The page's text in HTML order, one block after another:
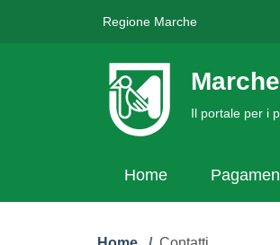
Regione Marche
Il portale per i
Home